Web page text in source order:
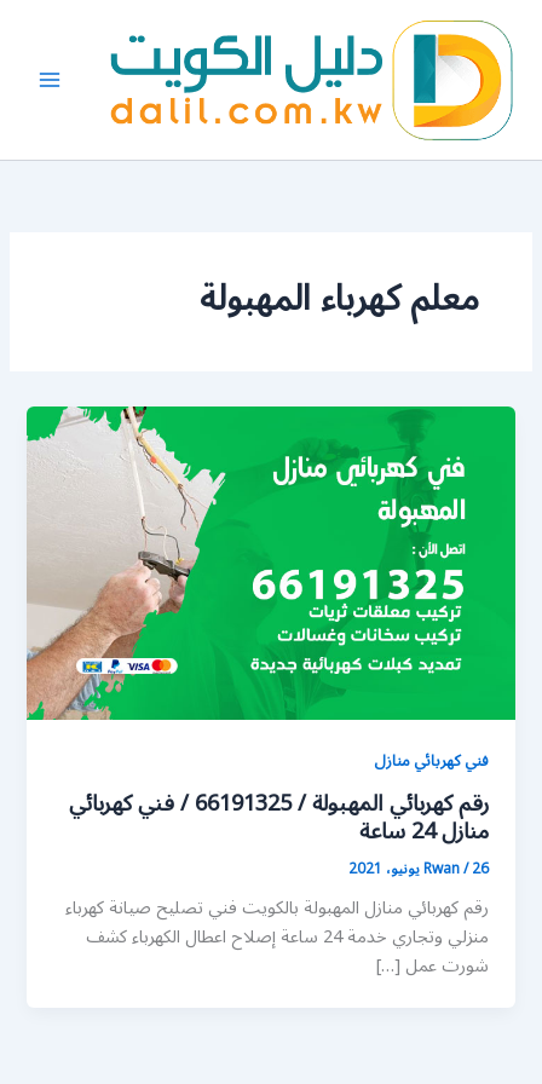
المحتوى
معلم كهرباء المهبولة
فني كهربائي منازل
رقم كهربائي المهبولة / 66191325 / فني كهربائي
منازل 24 ساعة
Rwan/26 يونيو، 2021
رقم كهربائي منازل المهبولة بالكويت فني تصليح صيانة كهرباء
منزلي وتجاري خدمة 24 ساعة إصلاح اعطال الكهرباء كشف
شورت عمل […]